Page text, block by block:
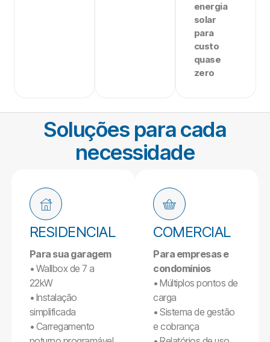
energia
solar
para
custo
quase
zero
Soluções para cada
necessidade
RESIDENCIAL
Para sua garagem
• Wallbox de 7 a
22kW
• Instalação
simplificada
• Carregamento
COMERCIAL
Para empresas e
condomínios
• Múltiplos pontos de
carga
• Sistema de gestão
e cobrança